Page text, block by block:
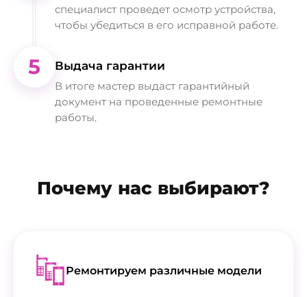
специалист проведет осмотр устройства,
чтобы убедиться в его исправной работе.
5 Выдача гарантии
В итоге мастер выдаст гарантийный
документ на проведенные ремонтные
работы.
Почему нас выбирают?
Ремонтируем различные модели